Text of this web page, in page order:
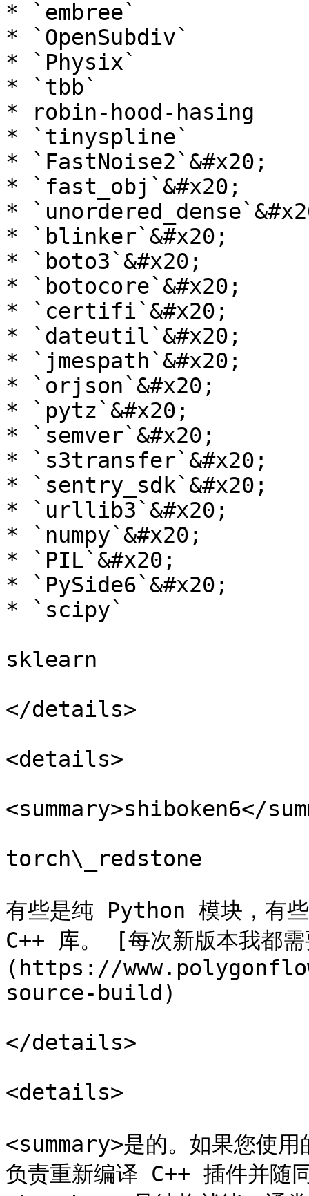
* `embree`
* `OpenSubdiv`
* `Physix`
* `tbb`
* robin-hood-hasing
* `tinyspline`
* `FastNoise2`&#x20;
* `fast_obj`&#x20;
*
* `blinker`&#x20;
* `boto3`&#x20;
* `botocore`&#x20;
* `certifi`&#x20;
* `dateutil`&#x20;
* `jmespath`&#x20;
* `orjson`&#x20;
* `pytz`&#x20;
* `semver`&#x20;
* `s3transfer`&#x20;
* `sentry_sdk`&#x20;
* `urllib3`&#x20;
* `numpy`&#x20;
* `PIL`&#x20;
* `PySide6`&#x20;
* `scipy`
sklearn
</details>
<details>
<summary>shiboken6</
torch\_redstone
有些是纯 Python 模块，有
C++ 库。 [每次新版本我都
(https://
source-build)
</details>
<details>
<summary>是的。如果您使
负责重新编译 C++ 插件并